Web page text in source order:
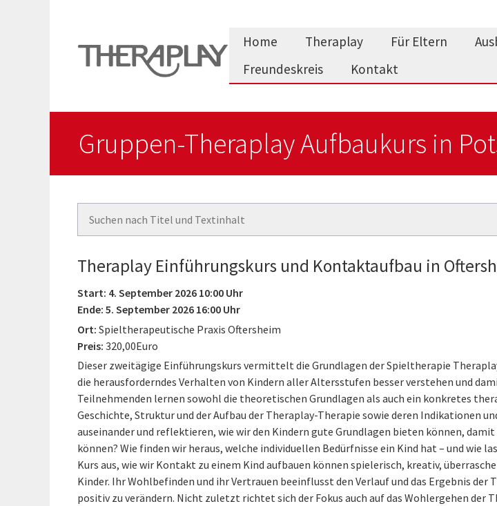
Home Theraplay Für Eltern
Freundeskreis
Kontakt
Gruppen-Theraplay Aufbaukurs in
Theraplay Einführungskurs und Kontaktaufbau in
Start: 4. September 2026 10:00 Uhr
Ende: 5. September 2026 16:00 Uhr
Ort: Spieltherapeutische Praxis Oftersheim
Preis: 320,00Euro
Dieser zweitägige Einführungskurs vermittelt die Grundlagen der Spieltherapie
die herausforderndes Verhalten von Kindern aller Altersstufen besser verstehen und
Teilnehmenden lernen sowohl die theoretischen Grundlagen als auch ein konkretes
Geschichte, Struktur und der Aufbau der Theraplay-Therapie sowie deren Indikationen
auseinander und reflektieren, wie wir den Kindern gute Grundlagen bieten können,
können? Wie finden wir heraus, welche individuellen Bedürfnisse ein Kind hat – und wie
Kurs aus, wie wir Kontakt zu einem Kind aufbauen können spielerisch, kreativ,
Kinder. Ihr Wohlbefinden und ihr Vertrauen beeinflusst den Verlauf und das Ergebnis
positiv zu verändern. Nicht zuletzt richtet sich der Fokus auch auf das Wohlergehen